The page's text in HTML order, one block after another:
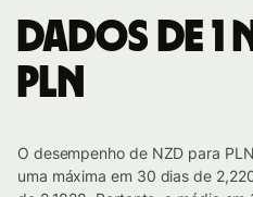
Dados de 1
PLN
O desempenho de NZD para
uma máxima em 30 dias de